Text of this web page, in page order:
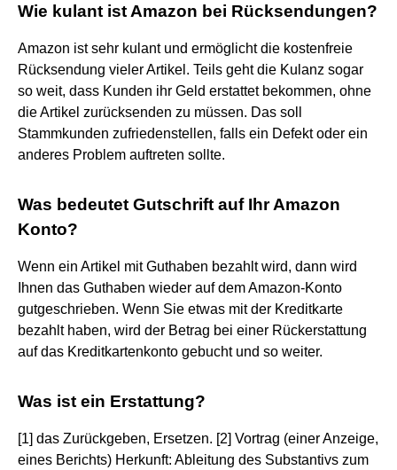
Wie kulant ist Amazon bei Rücksendungen?
Amazon ist sehr kulant und ermöglicht die kostenfreie
Rücksendung vieler Artikel. Teils geht die Kulanz sogar
so weit, dass Kunden ihr Geld erstattet bekommen, ohne
die Artikel zurücksenden zu müssen. Das soll
Stammkunden zufriedenstellen, falls ein Defekt oder ein
anderes Problem auftreten sollte.
Was bedeutet Gutschrift auf Ihr Amazon
Konto?
Wenn ein Artikel mit Guthaben bezahlt wird, dann wird
Ihnen das Guthaben wieder auf dem Amazon-Konto
gutgeschrieben. Wenn Sie etwas mit der Kreditkarte
bezahlt haben, wird der Betrag bei einer Rückerstattung
auf das Kreditkartenkonto gebucht und so weiter.
Was ist ein Erstattung?
[1] das Zurückgeben, Ersetzen. [2] Vortrag (einer Anzeige,
eines Berichts) Herkunft: Ableitung des Substantivs zum